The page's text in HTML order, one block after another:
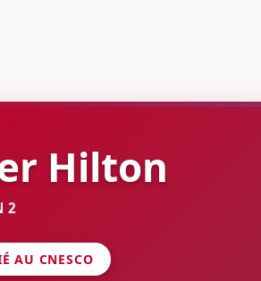
Hilton
2
AU CNESCO